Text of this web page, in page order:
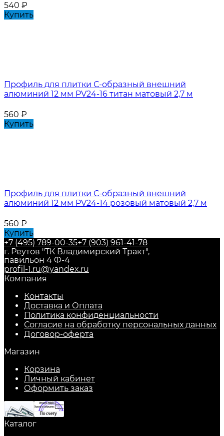
540 ₽
Купить
Профиль для плитки С-образный внешний
алюминий 12 мм PV24-16 титан матовый 2,7 м
560 ₽
Купить
Профиль для плитки С-образный внешний
алюминий 12 мм PV24-14 розовый матовый 2,7 м
560 ₽
Купить
+7 (495) 789-00-35+7 (903) 961-41-78
г. Реутов "ТК Владимирский Тракт",
павильон 4 Ф-4
profil-1.ru@yandex.ru
Компания
Контакты
Доставка и Оплата
Политика конфиденциальности
Согласие на обработку персональных данных
Договор-оферта
Магазин
Корзина
Личный кабинет
Оформить заказ
Каталог